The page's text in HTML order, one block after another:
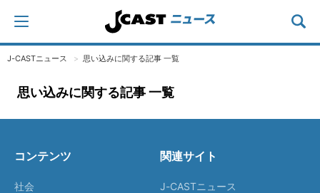
J-CASTニュース 思い込みに関する記事 一覧
思い込みに関する記事 一覧
コンテンツ
社会
関連サイト
J-CASTニュース